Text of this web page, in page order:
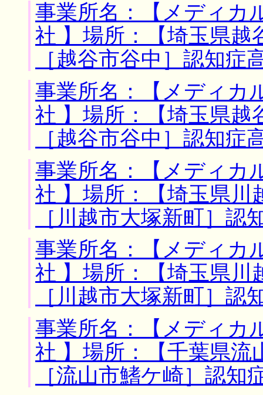
事業所名：【メディ
社 】場所：【埼玉県越
［越谷市谷中］認知
事業所名：【メディ
社 】場所：【埼玉県越
［越谷市谷中］認知
事業所名：【メディ
社 】場所：【埼玉県川
［川越市大塚新町］
事業所名：【メディ
社 】場所：【埼玉県川
［川越市大塚新町］
事業所名：【メディ
社 】場所：【千葉県流
［流山市鰭ケ崎］認